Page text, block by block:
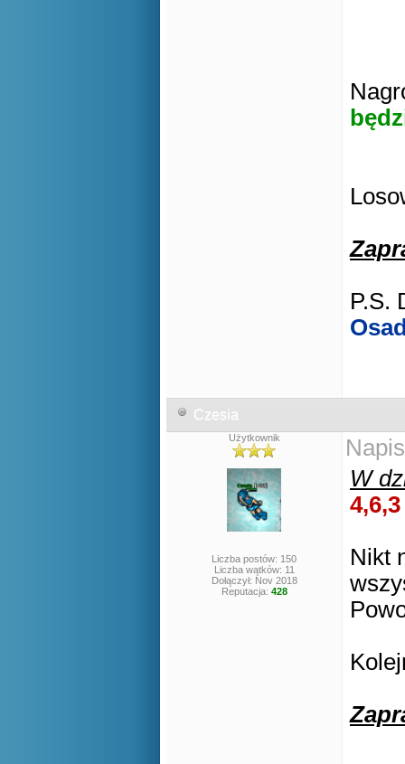
P.S.
Czesia
Użytkownik
Liczba postów: 150
Liczba wątków: 11
Dołączył: Nov 2018
Reputacja: 428
W
4,6,3
Nikt